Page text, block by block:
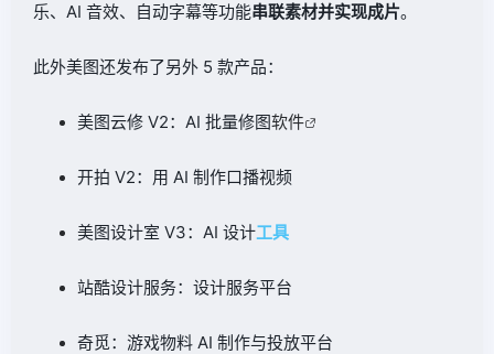
乐、AI 音效、自动字幕等功能串联素材并实现成片。
此外美图还发布了另外 5 款产品：
美图云修 V2：AI 批量修图软件
开拍 V2：用 AI 制作口播视频
美图设计室 V3：AI 设计工具
站酷设计服务：设计服务平台
奇觅：游戏物料 AI 制作与投放平台